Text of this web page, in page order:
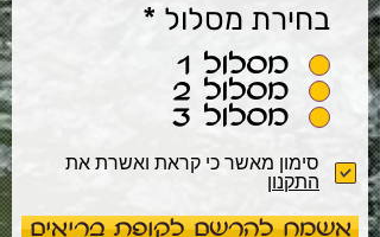
בחירת מסלול *
מסלול 1
מסלול 2
מסלול 3
סימון מאשר כי קראת ואשרת את
התקנון
אשמח להרשם לקופת בריאים